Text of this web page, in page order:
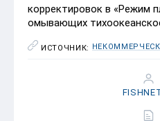
корректировок в «Режим
омывающих
ИСТОЧНИК: